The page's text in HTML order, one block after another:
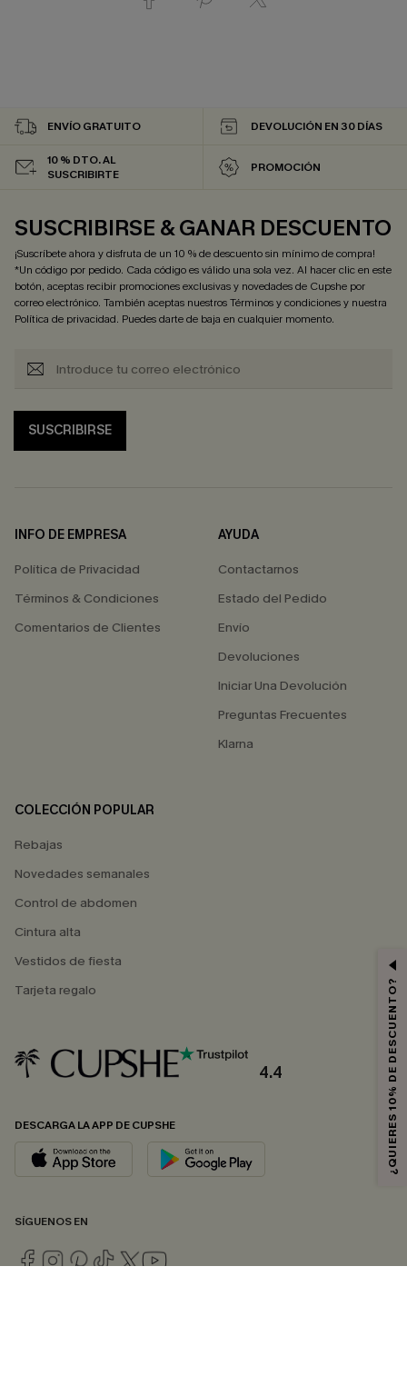
ENVÍO GRATUITO DEVOLUCIÓN EN 30 DÍAS
10 % DTO. AL
SUSCRIBIRTE
PROMOCIÓN
SUSCRIBIRSE & GANAR DESCUENTO
¡Suscríbete ahora y disfruta de un 10 % de descuento sin mínimo de compra!
*Un código por pedido. Cada código es válido una sola vez. Al hacer clic en este
botón, aceptas recibir promociones exclusivas y novedades de Cupshe por
correo electrónico. También aceptas nuestrosTérminos y condicionesy nuestra
Política de privacidad. Puedes darte de baja en cualquier momento.
SUSCRIBIRSE
INFO DE EMPRESA
Política de Privacidad
Términos & Condiciones
Comentarios de Clientes
AYUDA
Contactarnos
Estado del Pedido
Envío
Devoluciones
Iniciar Una Devolución
Preguntas Frecuentes
Klarna
COLECCIÓN POPULAR
Rebajas
Novedades semanales
Control de abdomen
Cintura alta
Vestidos de fiesta
Tarjeta regalo
4.4
DESCARGA LA APP DE CUPSHE
SÍGUENOS EN
¿QUIERES 10% DE DESCUENTO?